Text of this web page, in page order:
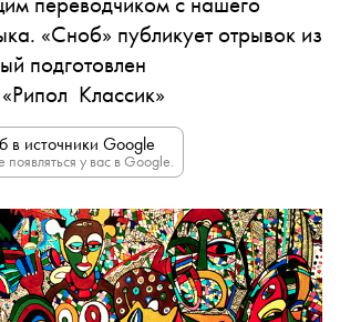
«Сноб» публикует отрывок из
подготовлен
Классик»
в источники Google
у вас в Google.